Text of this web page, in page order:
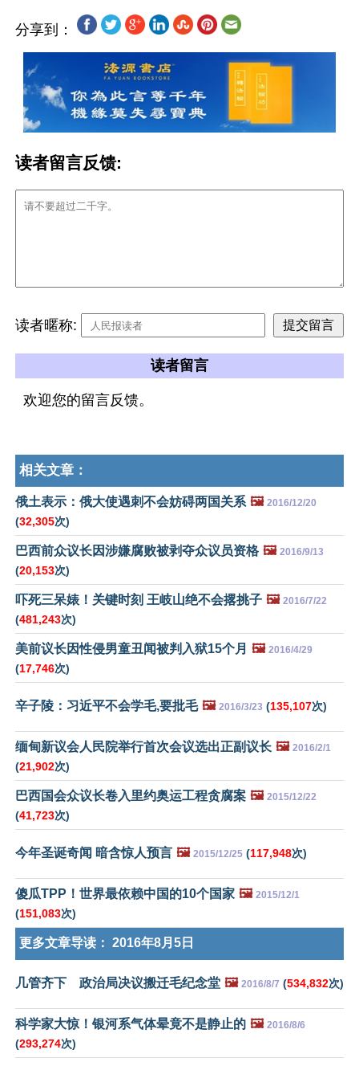
分享到：
读者留言反馈:
读者暱称:
读者留言
欢迎您的留言反馈。
相关文章：
俄土表示：俄大使遇刺不会妨碍两国关系 🖼️ 2016/12/20
(32,305次)
巴西前众议长因涉嫌腐败被剥夺众议员资格 🖼️ 2016/9/13
(20,153次)
吓死三呆婊！关键时刻 王岐山绝不会撂挑子 🖼️ 2016/7/22
(481,243次)
美前议长因性侵男童丑闻被判入狱15个月 🖼️ 2016/4/29
(17,746次)
辛子陵：习近平不会学毛,要批毛 🖼️ 2016/3/23 (135,107次)
缅甸新议会人民院举行首次会议选出正副议长 🖼️ 2016/2/1
(21,902次)
巴西国会众议长卷入里约奥运工程贪腐案 🖼️ 2015/12/22
(41,723次)
今年圣诞奇闻 暗含惊人预言 🖼️ 2015/12/25 (117,948次)
傻瓜TPP！世界最依赖中国的10个国家 🖼️ 2015/12/1
(151,083次)
更多文章导读： 2016年8月5日
几管齐下 政治局决议搬迁毛纪念堂 🖼️ 2016/8/7 (534,832次)
科学家大惊！银河系气体晕竟不是静止的 🖼️ 2016/8/6
(293,274次)